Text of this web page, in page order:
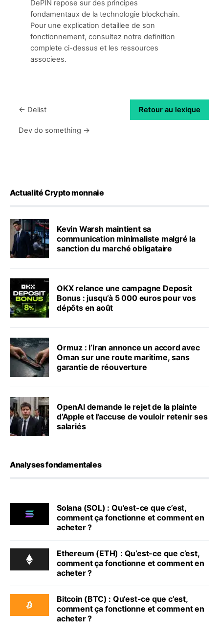
DePIN repose sur des principes
fondamentaux de la technologie blockchain.
Pour une explication detaillee de son
fonctionnement, consultez notre definition
complete ci-dessus et les ressources
associees.
← Delist Retour au lexique
Dev do something →
Actualité Crypto monnaie
Kevin Warsh maintient sa
communication minimaliste malgré la
sanction du marché obligataire
OKX relance une campagne Deposit
Bonus : jusqu’à 5 000 euros pour vos
dépôts en août
Ormuz : l’Iran annonce un accord avec
Oman sur une route maritime, sans
garantie de réouverture
OpenAI demande le rejet de la plainte
d’Apple et l’accuse de vouloir retenir ses
salariés
Analyses fondamentales
Solana (SOL) : Qu’est-ce que c’est,
comment ça fonctionne et comment en
acheter ?
Ethereum (ETH) : Qu’est-ce que c’est,
comment ça fonctionne et comment en
acheter ?
Bitcoin (BTC) : Qu’est-ce que c’est,
comment ça fonctionne et comment en
acheter ?